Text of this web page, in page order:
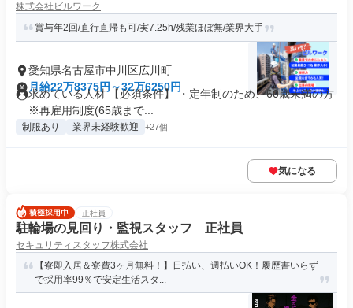
株式会社ビルワーク
賞与年2回/直行直帰も可/実7.25h/残業ほぼ無/業界大手
愛知県名古屋市中川区広川町
月給22万8375円～32万6250円
求めている人材 【必須条件】 ・定年制のため、60歳未満の方
※再雇用制度(65歳まで...
制服あり 業界未経験歓迎 +27個
気になる
正社員
駐輪場の見回り・監視スタッフ 正社員
セキュリティスタッフ株式会社
【寮即入居＆寮費3ヶ月無料！】日払い、週払いOK！履歴書いらず
で採用率99％で安定生活スタ...